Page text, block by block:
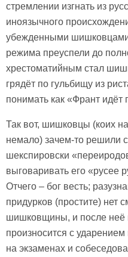
стремлении изгнать из
иноязычного
убежденными
режима преуспели до
хрестоматийным стал
грядёт по гульбищу из
понимать как «Франт идёт
Так вот, шишковцы (коих
немало) зачем-то решили
шекспировски
выговаривать его «русее
Отчего – бог весть;
придурков (простите) нет
шишковщины, и после неё
произносится с ударением
на экзаменах и